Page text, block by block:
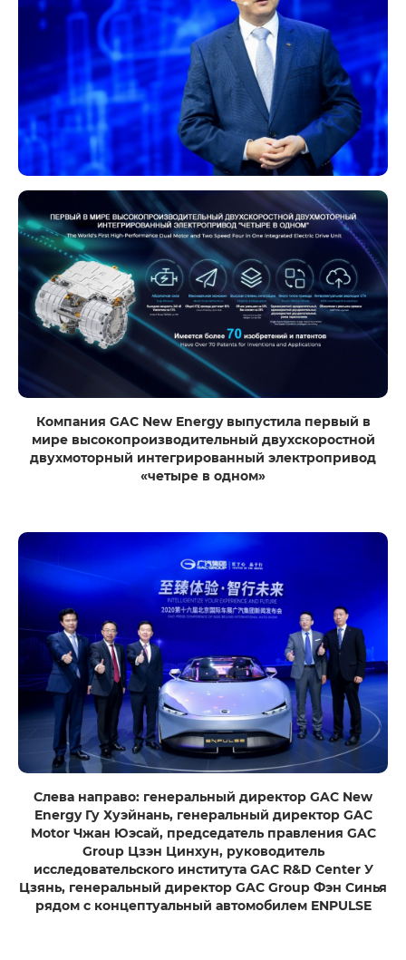
Компания GAC New Energy выпустила первый в
мире высокопроизводительный двухскоростной
двухмоторный интегрированный электропривод
«четыре в одном»
Слева направо: генеральный директор GAC New
Energy Гу Хуэйнань, генеральный директор GAC
Motor Чжан Юэсай, председатель правления GAC
Group Цзэн Цинхун, руководитель
исследовательского института GAC R&D Center У
Цзянь, генеральный директор GAC Group Фэн Синья
рядом с концептуальный автомобилем ENPULSE